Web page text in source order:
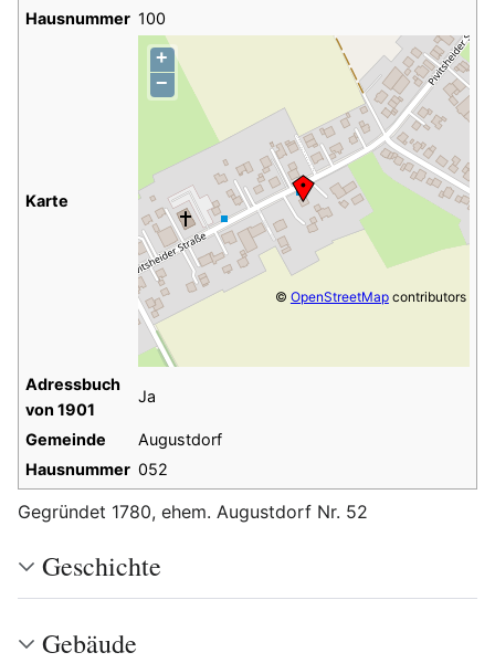
Hausnummer 100
Karte
+
−
© OpenStreetMapcontributors
Adressbuch
von 1901
Ja
Gemeinde
Augustdorf
Hausnummer 052
Gegründet 1780, ehem. Augustdorf Nr. 52
Geschichte
Gebäude